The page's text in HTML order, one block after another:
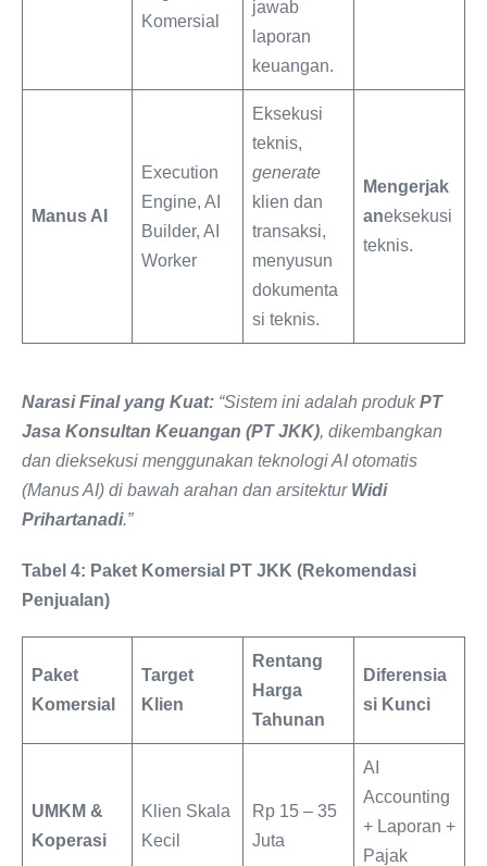
Komersial
jawab
laporan
keuangan.
Manus AI
Execution
Engine, AI
Builder, AI
Worker
Eksekusi
teknis,
generate
klien dan
transaksi,
menyusun
dokumenta
si teknis.
Mengerjak
aneksekusi
teknis.
Narasi Final yang Kuat: “Sistem ini adalah produkPT
Jasa Konsultan Keuangan (PT JKK), dikembangkan
dan dieksekusi menggunakan teknologi AI otomatis
(Manus AI) di bawah arahan dan arsitektur Widi
Prihartanadi.”
Tabel 4: Paket Komersial PT JKK (Rekomendasi
Penjualan)
Paket
Komersial
Target
Klien
Rentang
Harga
Tahunan
Diferensia
si Kunci
UMKM &
Koperasi
Klien Skala
Kecil
Rp 15 ‒ 35
Juta
AI
Accounting
+ Laporan +
Pajak